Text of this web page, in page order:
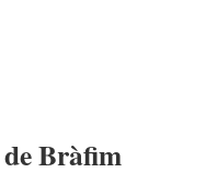
Bràfim